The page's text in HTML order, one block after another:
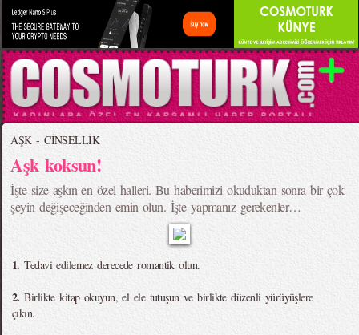
AŞK - CİNSELLİK
Aşk koksun!
İşte size aşkın en özel halleri. Bu haberimizi okuduktan sonra bir çok
şeyin değişeceğinden emin olun. İşte yapmanız gerekenler…
1. Tedavi edilemez derecede romantik olun.
2. Birlikte kitap okuyun, el ele tutuşun ve birlikte düzenli yürüyüşlere
çıkın.